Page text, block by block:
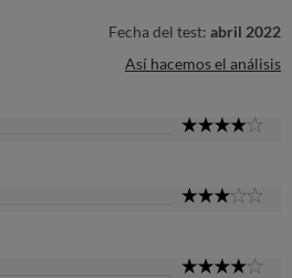
Fecha del test: abril 2022
Así hacemos el análisis